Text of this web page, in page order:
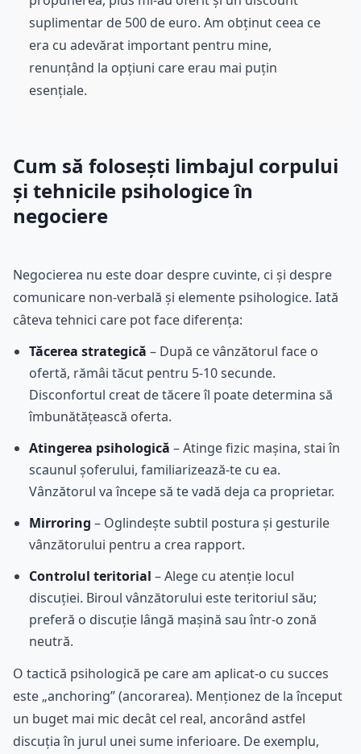
suplimentar de 500 de euro. Am obținut ceea ce
era cu adevărat important pentru mine,
renunțând la opțiuni care erau mai puțin
esențiale.
Cum să folosești limbajul corpului
și tehnicile psihologice în
negociere
Negocierea nu este doar despre cuvinte, ci și despre
comunicare non-verbală și elemente psihologice. Iată
câteva tehnici care pot face diferența:
Tăcerea strategică – După ce vânzătorul face o
ofertă, rămâi tăcut pentru 5-10 secunde.
Disconfortul creat de tăcere îl poate determina să
îmbunătățească oferta.
Atingerea psihologică – Atinge fizic mașina, stai în
scaunul șoferului, familiarizează-te cu ea.
Vânzătorul va începe să te vadă deja ca proprietar.
Mirroring – Oglindește subtil postura și gesturile
vânzătorului pentru a crea rapport.
Controlul teritorial – Alege cu atenție locul
discuției. Biroul vânzătorului este teritoriul său;
preferă o discuție lângă mașină sau într-o zonă
neutră.
O tactică psihologică pe care am aplicat-o cu succes
este „anchoring” (ancorarea). Menționez de la început
un buget mai mic decât cel real, ancorând astfel
discuția în jurul unei sume inferioare. De exemplu,